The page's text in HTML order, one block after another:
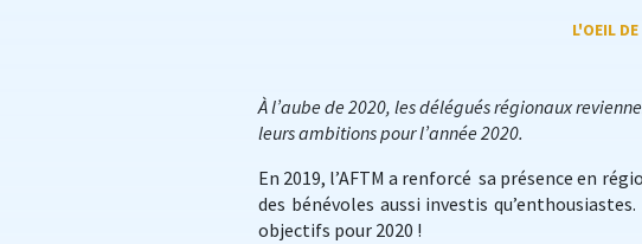
L'OEIL
À l’aube de 2020, les délégués régionaux
leurs ambitions pour l’année 2020.
En 2019, l’AFTM a renforcé sa présence en
des bénévoles aussi investis
objectifs pour 2020 !